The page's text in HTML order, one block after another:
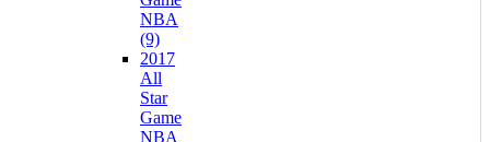
NBA
(9)
2017
All
Star
Game
NBA